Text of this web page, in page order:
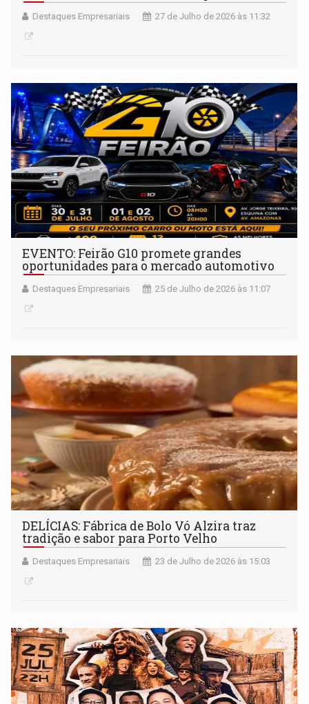
Destaques Empresariais 27 de Julho de 2026 às 11:32
EVENTO: Feirão G10 promete grandes
oportunidades para o mercado automotivo
Destaques Empresariais 25 de Julho de 2026 às 11:07
DELÍCIAS: Fábrica de Bolo Vó Alzira traz
tradição e sabor para Porto Velho
Destaques Empresariais 23 de Julho de 2026 às 15:03